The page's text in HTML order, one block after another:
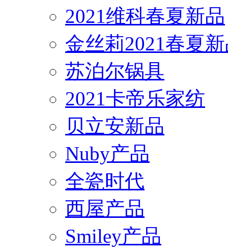
2021维科春夏新品
金丝莉2021春夏
苏泊尔锅具
2021卡帝乐家纺
贝立安新品
Nuby产品
全瓷时代
西屋产品
Smiley产品